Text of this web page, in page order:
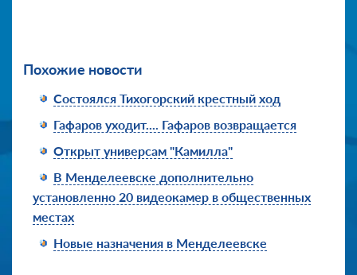
Похожие новости
Состоялся Тихогорский крестный ход
Гафаров уходит.... Гафаров возвращается
Открыт универсам "Камилла"
В Менделеевске дополнительно
установленно 20 видеокамер в общественных
местах
Новые назначения в Менделеевске